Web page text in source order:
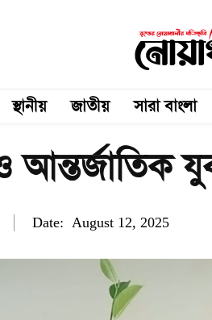
স্থানীয় জাতীয় সারা বাংলা
আন্তর্জাতিক
Date: August 12, 2025